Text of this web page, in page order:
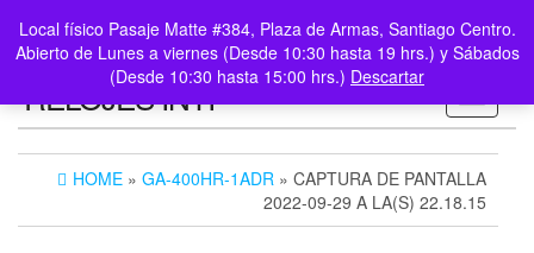
Local físico Pasaje Matte #384, Plaza de Armas, Santiago Centro.
Abierto de Lunes a viernes (Desde 10:30 hasta 19 hrs.) y Sábados
(Desde 10:30 hasta 15:00 hrs.) Descartar
LOGIN /
REGISTER
0
$0
Toggle
RELOJES INTI
HOME » GA-400HR-1ADR » CAPTURA DE PANTALLA
2022-09-29 A LA(S) 22.18.15